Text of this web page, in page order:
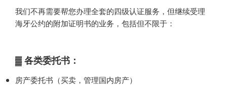
我们不再需要帮您办理全套的四级认证服务，但继续受理
海牙公约的附加证明书的业务，包括但不限于：
▓ 各类委托书：
房产委托书（买卖，管理国内房产）